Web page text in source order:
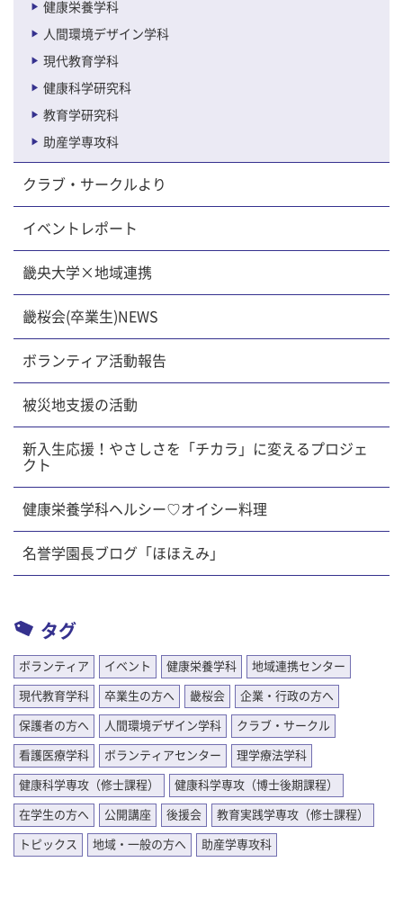
健康栄養学科
人間環境デザイン学科
現代教育学科
健康科学研究科
教育学研究科
助産学専攻科
クラブ・サークルより
イベントレポート
畿央大学×地域連携
畿桜会(卒業生)NEWS
ボランティア活動報告
被災地支援の活動
新入生応援！やさしさを「チカラ」に変えるプロジェ
クト
健康栄養学科ヘルシー♡オイシー料理
名誉学園長ブログ「ほほえみ」
タグ
ボランティア イベント 健康栄養学科 地域連携センター
現代教育学科 卒業生の方へ 畿桜会 企業・行政の方へ
保護者の方へ 人間環境デザイン学科 クラブ・サークル
看護医療学科 ボランティアセンター 理学療法学科
健康科学専攻（修士課程） 健康科学専攻（博士後期課程）
在学生の方へ 公開講座 後援会 教育実践学専攻（修士課程）
トピックス 地域・一般の方へ 助産学専攻科